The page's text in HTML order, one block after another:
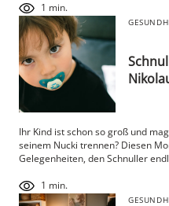
1 min.
Ihr Kind ist schon so groß und
seinem Nucki trennen? Diesen
Gelegenheiten, den Schnuller
1 min.